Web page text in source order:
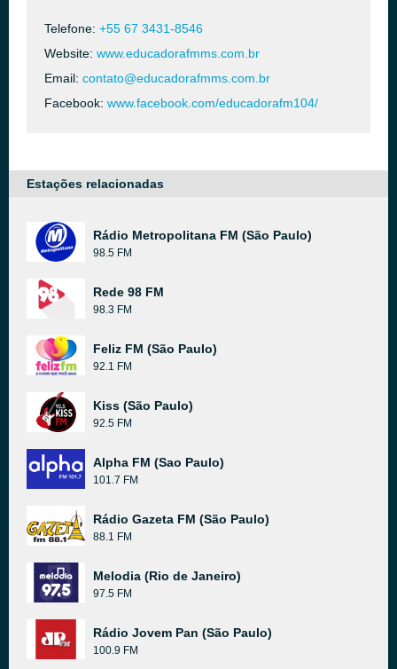
Telefone: +55 67 3431-8546
Website: www.educadorafmms.com.br
Email: contato@educadorafmms.com.br
Facebook: www.facebook.com/educadorafm104/
Estações relacionadas
Rádio Metropolitana FM (São Paulo)
98.5 FM
Rede 98 FM
98.3 FM
Feliz FM (São Paulo)
92.1 FM
Kiss (São Paulo)
92.5 FM
Alpha FM (Sao Paulo)
101.7 FM
Rádio Gazeta FM (São Paulo)
88.1 FM
Melodia (Rio de Janeiro)
97.5 FM
Rádio Jovem Pan (São Paulo)
100.9 FM